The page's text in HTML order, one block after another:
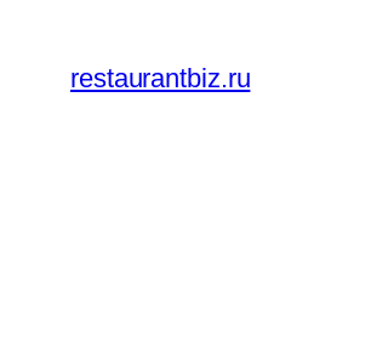
содержимому
restaurantbiz.ru